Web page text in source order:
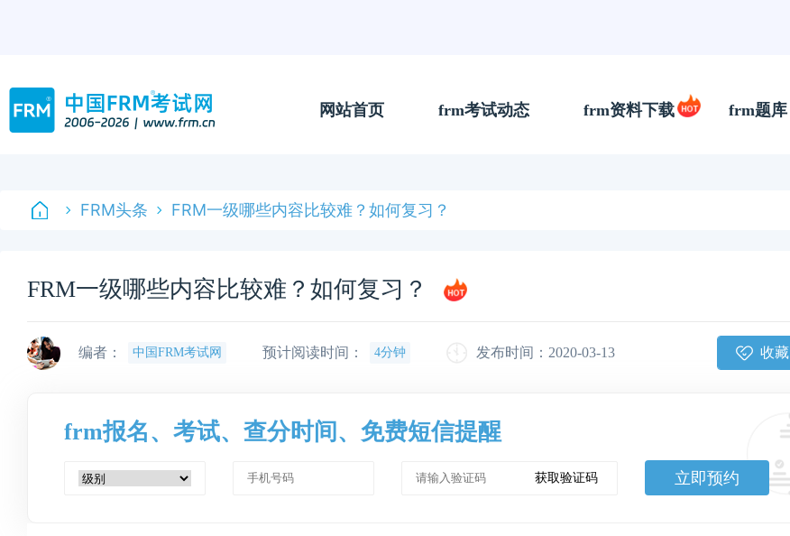
网站首页 frm考试动态 frm资料下载 frm题库
FRM头条 FRM一级哪些内容比较难？如何复习？
FRM一级哪些内容比较难？如何复习？
编者： 中国FRM考试网 预计阅读时间： 4分钟 发布时间：2020-03-13 收藏
frm报名、考试、查分时间、免费短信提醒
获取验证码 立即预约